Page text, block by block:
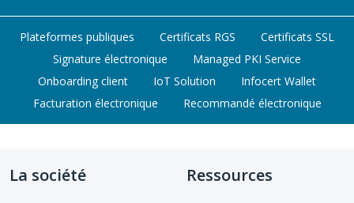
Plateformes publiques Certificats RGS
Certificats SSL
Signature électronique
Managed PKI Service
Onboarding client
IoT Solution
Infocert Wallet
Facturation électronique
Recommandé électronique
La société Ressources